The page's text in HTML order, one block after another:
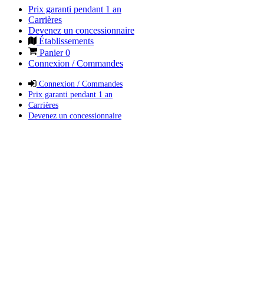
Prix garanti pendant 1 an
Carrières
Devenez un concessionnaire
Établissements
Panier0
Connexion / Commandes
Connexion / Commandes
Prix garanti pendant 1 an
Carrières
Devenez un concessionnaire